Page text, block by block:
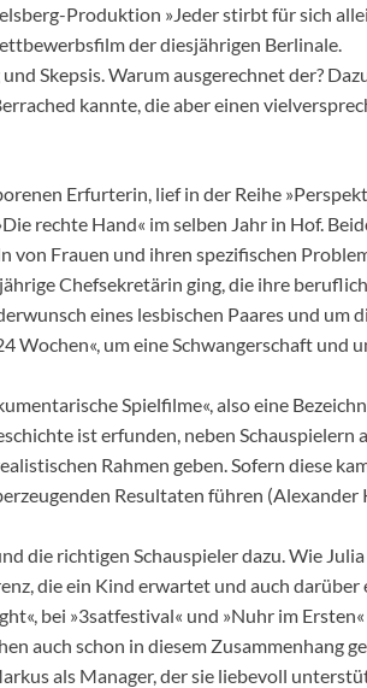
Produktion »Jeder stirbt für sich
der diesjährigen Berlinale.
Skepsis. Warum ausgerechnet der?
kannte, die aber einen
Erfurterin, lief in der Reihe
rechte Hand« im selben Jahr in Hof.
von Frauen und ihren spezifischen
Chefsekretärin ging, die ihre
eines lesbischen Paares und um
Wochen«, um eine Schwangerschaft und
Spielfilme«, also eine
ist erfunden, neben Schauspielern
Rahmen geben. Sofern diese
Resultaten führen (Alexander
die richtigen Schauspieler dazu. Wie
die ein Kind erwartet und auch darüber
bei »3satfestival« und »Nuhr im Ersten«
auch schon in diesem Zusammenhang
als Manager, der sie liebevoll